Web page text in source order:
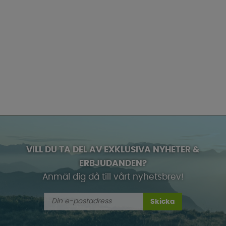
VILL DU TA DEL AV EXKLUSIVA NYHETER &
ERBJUDANDEN?
Anmäl dig då till vårt nyhetsbrev!
Skicka